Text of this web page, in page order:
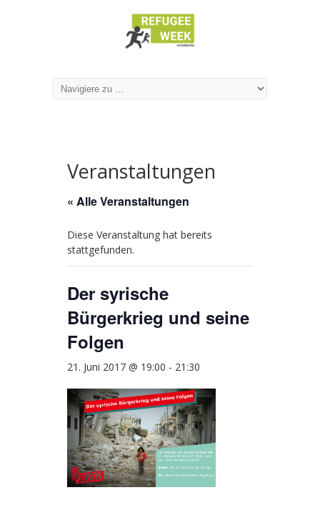
Veranstaltungen
« Alle Veranstaltungen
Diese Veranstaltung hat bereits
stattgefunden.
Der syrische
Bürgerkrieg und seine
Folgen
21. Juni 2017 @ 19:00 - 21:30